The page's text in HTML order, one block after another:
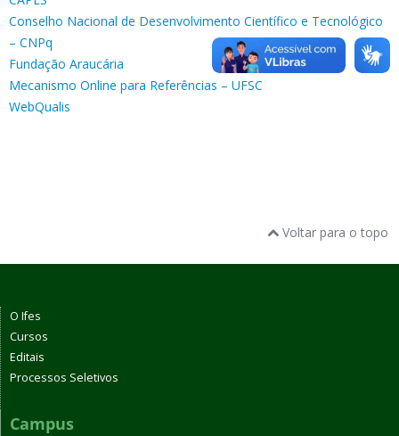
Conselho Nacional de Desenvolvimento Científico e Tecnológico
– CNPq
Fundação Araucária
Mecanismo Online para Referências – UFSC
WebQualis
Voltar para o topo
O Ifes
Cursos
Editais
Processos Seletivos
Campus